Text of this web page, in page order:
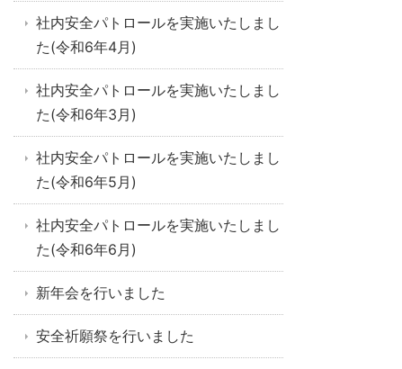
社内安全パトロールを実施いたしまし
た(令和6年4月)
社内安全パトロールを実施いたしまし
た(令和6年3月)
社内安全パトロールを実施いたしまし
た(令和6年5月)
社内安全パトロールを実施いたしまし
た(令和6年6月)
新年会を行いました
安全祈願祭を行いました